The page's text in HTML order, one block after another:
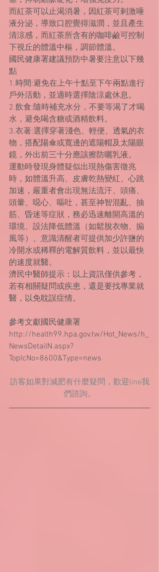
而紅茶可以止渴消暑，因紅茶可剌激唾
液分泌，導致口腔覺得滋潤，並且產生
清涼感，而紅茶所含有的咖啡鹼可控制
下視丘的體溫中樞，調節體溫。
國民健康署建議預防中暑要注意以下幾
點
1.時間:避免在上午十點至下午兩點進行
戶外活動，並適時選擇陰涼處休息。
2.飲食:隨時補充水分，不要等渴了才喝
水，避免喝含糖或酒精飲料。
3.衣著:選擇穿著淺色、輕便、透氣的衣
物，搭配陽傘或寬邊的遮陽帽及太陽眼
鏡，外出前三十分應該擦防曬乳液。
運動時發現身體疑似出現熱傷害徵兆
時，如體溫升高、皮膚乾熱變紅、心跳
加速，嚴重者會出現無法流汗、頭痛、
頭暈、噁心、嘔吐，甚至神智混亂、抽
筋、昏迷等症狀，務必迅速離開高溫的
環境、設法降低體溫（如鬆脫衣物、搧
風等）、意識清醒者可提供加少許鹽的
冷開水或稀釋的電解質飲料，並以最快
的速度就醫。
濟民中醫師提示：以上資訊僅供參考，
若有相關疑問或疾患，還是要找專業就
醫，以免耽誤症情。
參考文獻國民健康署
http://health99.hpa.gov.tw/Hot_News/h_
NewsDetailN.aspx?
TopIcNo=8600&Type=news
訪客如果對減肥有什麼疑問，歡迎line我
們諮詢。